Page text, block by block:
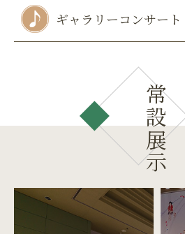
ギャラリーコンサート
常設展示